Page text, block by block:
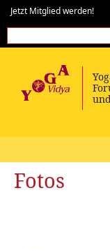
Jetzt Mitglied werden!
Fotos